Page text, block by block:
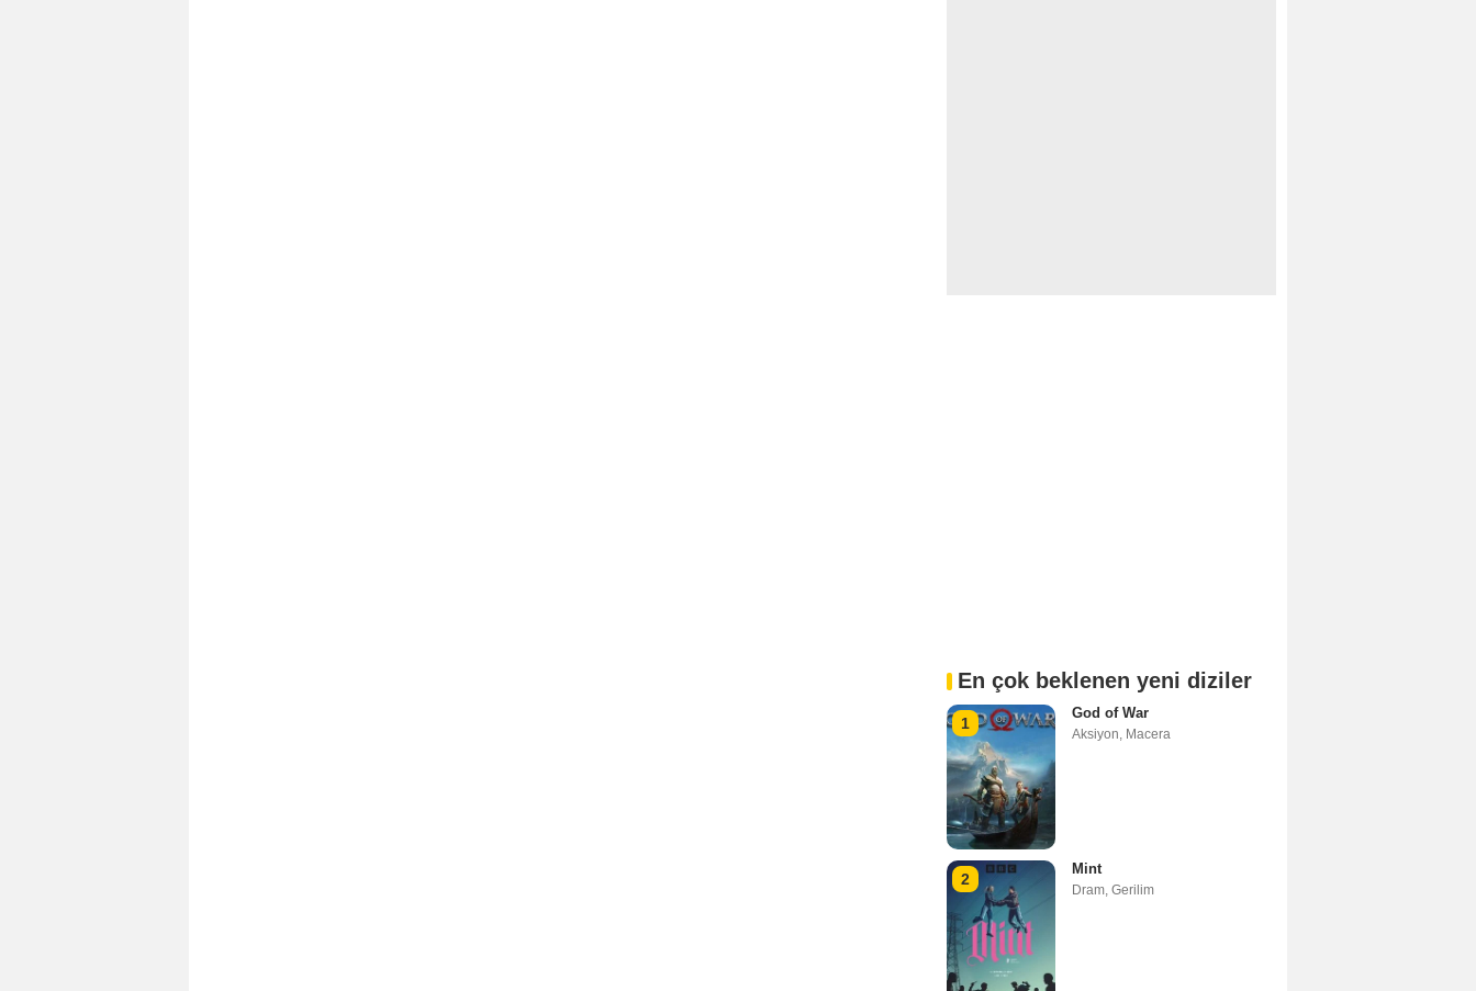
En çok beklenen yeni diziler
1
God of War
Aksiyon, Macera
2
Mint
Dram, Gerilim